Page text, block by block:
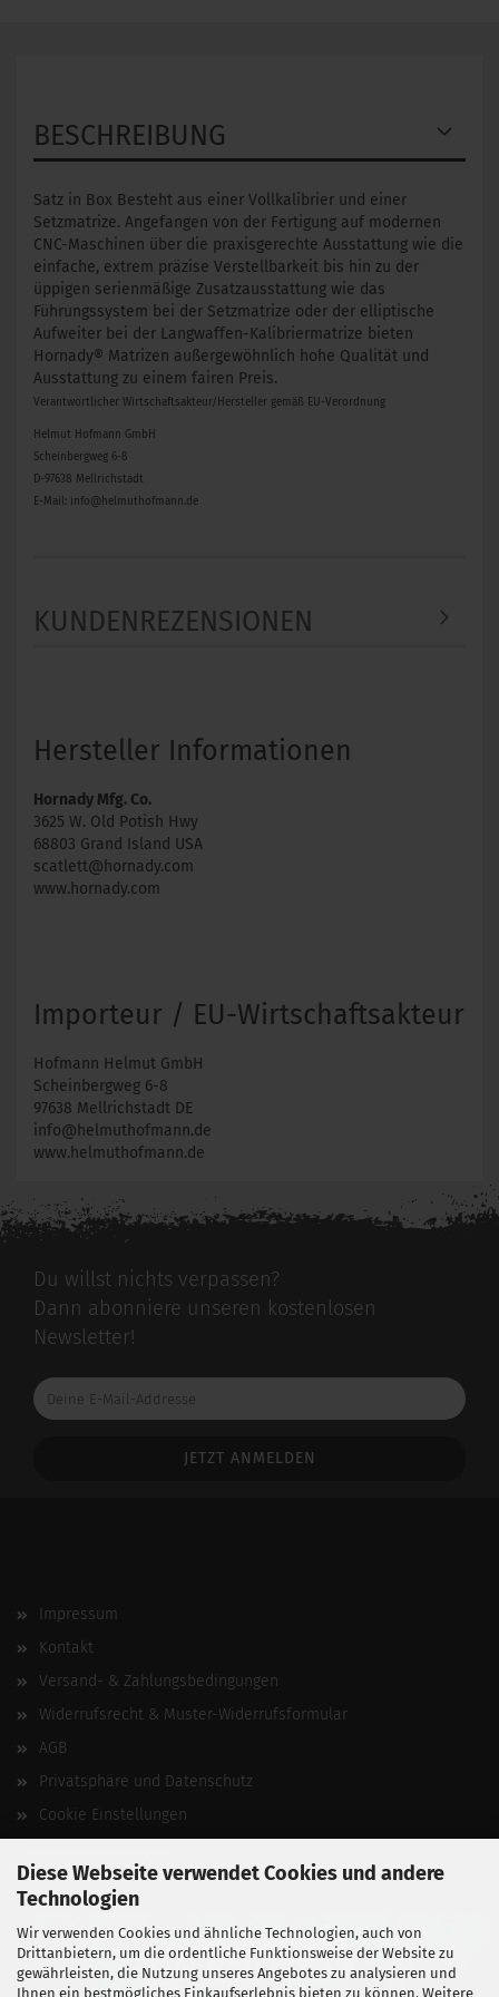
Diese Webseite verwendet Cookies und andere
Technologien
Wir verwenden Cookies und ähnliche Technologien, auch von
Drittanbietern, um die ordentliche Funktionsweise der Website zu
gewährleisten, die Nutzung unseres Angebotes zu analysieren und
Ihnen ein bestmögliches Einkaufserlebnis bieten zu können. Weitere
BESCHREIBUNG
Satz in Box Besteht aus einer Vollkalibrier und einer
Setzmatrize. Angefangen von der Fertigung auf modernen
CNC-Maschinen über die praxisgerechte Ausstattung wie die
einfache, extrem präzise Verstellbarkeit bis hin zu der
üppigen serienmäßige Zusatzausstattung wie das
Führungssystem bei der Setzmatrize oder der elliptische
Aufweiter bei der Langwaffen-Kalibriermatrize bieten
Hornady® Matrizen außergewöhnlich hohe Qualität und
Ausstattung zu einem fairen Preis.
Verantwortlicher Wirtschaftsakteur/Hersteller gemäß EU-Verordnung
Helmut Hofmann GmbH
Scheinbergweg 6-8
D-97638 Mellrichstadt
E-Mail: info@helmuthofmann.de
KUNDENREZENSIONEN
Hersteller Informationen
Hornady Mfg. Co.
3625 W. Old Potish Hwy
68803 Grand Island USA
scatlett@hornady.com
www.hornady.com
Importeur / EU-Wirtschaftsakteur
Hofmann Helmut GmbH
Scheinbergweg 6-8
97638 Mellrichstadt DE
info@helmuthofmann.de
www.helmuthofmann.de
Du willst nichts verpassen?
Dann abonniere unseren kostenlosen
Newsletter!
Deine
E-
Impressum
Kontakt
Versand- & Zahlungsbedingungen
Widerrufsrecht & Muster-Widerrufsformular
AGB
Privatsphäre und Datenschutz
Cookie Einstellungen
Vertrag widerrufen